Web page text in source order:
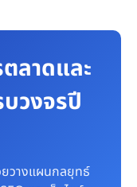
ลาดและ
วงจรปี
วางแผนกลยุทธ์